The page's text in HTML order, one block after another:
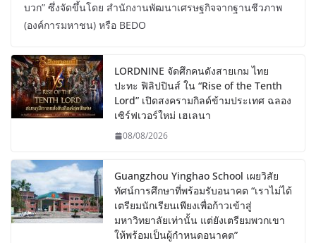
บวก” ซึ่งจัดขึ้นโดย สำนักงานพัฒนาเศรษฐกิจจากฐานชีวภาพ
(องค์การมหาชน) หรือ BEDO
LORDNINE จัดศึกคนดังสายเกม ไทย
ปะทะ ฟิลิปปินส์ ใน “Rise of the Tenth
Lord” เปิดสงครามกิลด์ข้ามประเทศ ฉลอง
เซิร์ฟเวอร์ใหม่ เฮเลนา
08/08/2026
Guangzhou Yinghao School เผยวิสัย
ทัศน์การศึกษาที่พร้อมรับอนาคต “เราไม่ได้
เตรียมนักเรียนเพียงเพื่อก้าวเข้าสู่
มหาวิทยาลัยเท่านั้น แต่ยังเตรียมพวกเขา
ให้พร้อมเป็นผู้กำหนดอนาคต”